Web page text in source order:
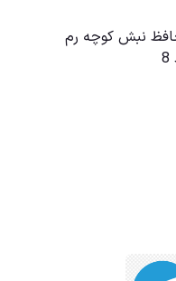
نبش کوچه رم